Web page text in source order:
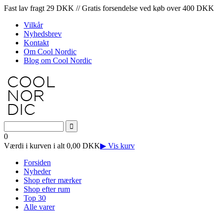
Fast lav fragt 29 DKK // Gratis forsendelse ved køb over 400 DKK
Vilkår
Nyhedsbrev
Kontakt
Om Cool Nordic
Blog om Cool Nordic
0
Værdi i kurven i alt 0,00 DKK▶ Vis kurv
Forsiden
Nyheder
Shop efter mærker
Shop efter rum
Top 30
Alle varer